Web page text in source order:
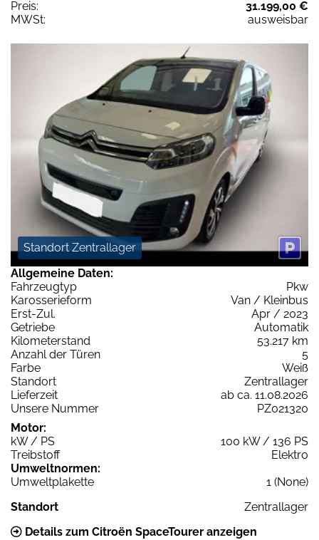
Preis:
31.199,00 €
MWSt:
ausweisbar
Standort Zentrallager
Allgemeine Daten:
Fahrzeugtyp
Pkw
Karosserieform
Van / Kleinbus
Erst-Zul.
Apr / 2023
Getriebe
Automatik
Kilometerstand
53.217 km
Anzahl der Türen
5
Farbe
Weiß
Standort
Zentrallager
Lieferzeit
ab ca. 11.08.2026
Unsere Nummer
PZ021320
Motor:
kW / PS
100 kW / 136 PS
Treibstoff
Elektro
Umweltnormen:
Umweltplakette
1 (None)
Standort
Zentrallager
Details zum Citroën SpaceTourer anzeigen